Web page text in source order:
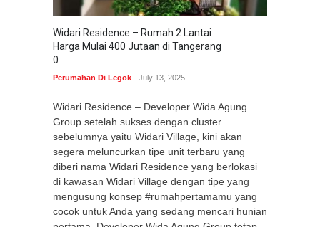
Widari Residence – Rumah 2 Lantai
Harga Mulai 400 Jutaan di Tangerang
0
Perumahan Di Legok July 13, 2025
Widari Residence – Developer Wida Agung
Group setelah sukses dengan cluster
sebelumnya yaitu Widari Village, kini akan
segera meluncurkan tipe unit terbaru yang
diberi nama Widari Residence yang berlokasi
di kawasan Widari Village dengan tipe yang
mengusung konsep #rumahpertamamu yang
cocok untuk Anda yang sedang mencari hunian